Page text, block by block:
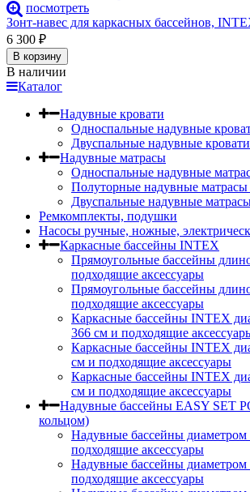
посмотреть
Зонт-навес для каркасных бассейнов,
6 300 ₽
В корзину
В наличии
Каталог
Надувные кровати
Односпальные надувные
Двуспальные надувные
Надувные матрасы
Односпальные надувные
Полуторные надувные
Двуспальные надувные
Ремкомплекты, подушки
Насосы ручные, ножные,
Каркасные бассейны INTEX
Прямоугольные бассейны
подходящие аксессуары
Прямоугольные бассейны
подходящие аксессуары
Каркасные бассейны INTEX
366 см и подходящие
Каркасные бассейны INTEX
cм и подходящие аксессуары
Каркасные бассейны INTEX
см и подходящие аксессуары
Надувные бассейны EASY SET
кольцом)
Надувные бассейны диаметром
подходящие аксессуары
Надувные бассейны диаметром
подходящие аксессуары